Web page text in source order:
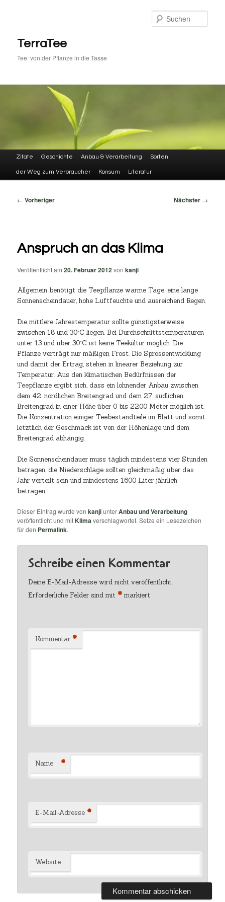
springen
TerraTee
Tee: von der Pflanze in die Tasse
Hauptmenü
Zitate Geschichte Anbau & Verarbeitung Sorten
der Weg zum Verbraucher Konsum Literatur
Beitragsnavigation
← Vorheriger Nächster →
Anspruch an das Klima
Veröffentlicht am20. Februar 2012vonkanji
Allgemein benötigt die Teepflanze warme Tage, eine lange
Sonnenscheindauer, hohe Luftfeuchte und ausreichend Regen.
Die mittlere Jahrestemperatur sollte günstigsterweise
zwischen 18 und 30°C liegen. Bei Durchschnittstemperaturen
unter 13 und über 30°C ist keine Teekultur möglich. Die
Pflanze verträgt nur mäßigen Frost. Die Sprossentwicklung
und damit der Ertrag, stehen in linearer Beziehung zur
Temperatur. Aus den klimatischen Bedürfnissen der
Teepflanze ergibt sich, dass ein lohnender Anbau zwischen
dem 42. nördlichen Breitengrad und dem 27. südlichen
Breitengrad in einer Höhe über 0 bis 2200 Meter möglich ist.
Die Konzentration einiger Teebestandteile im Blatt und somit
letztlich der Geschmack ist von der Höhenlage und dem
Breitengrad abhängig.
Die Sonnenscheindauer muss täglich mindestens vier Stunden
betragen, die Niederschläge sollten gleichmäßig über das
Jahr verteilt sein und mindestens 1600 Liter jährlich
betragen.
Dieser Eintrag wurde vonkanjiunterAnbau und Verarbeitung
veröffentlicht und mitKlimaverschlagwortet. Setze ein Lesezeichen
für den Permalink.
Schreibe einen Kommentar
Deine E-Mail-Adresse wird nicht veröffentlicht.
Erforderliche Felder sind mit * markiert
Kommentar *
Name *
E-Mail-Adresse *
Website